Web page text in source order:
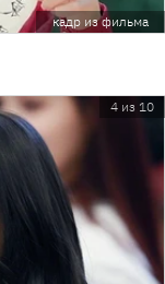
кадр из фильма
4 из 10